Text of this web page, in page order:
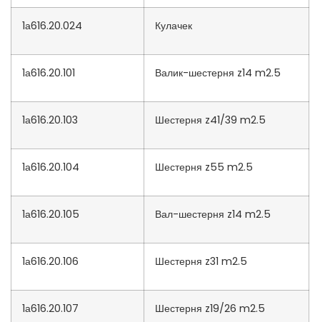
1а616.20.024 Кулачек
1а616.20.101 Валик-шестерня z14 m2.5
1а616.20.103 Шестерня z41/39 m2.5
1а616.20.104 Шестерня z55 m2.5
1а616.20.105 Вал-шестерня z14 m2.5
1а616.20.106 Шестерня z31 m2.5
1а616.20.107 Шестерня z19/26 m2.5